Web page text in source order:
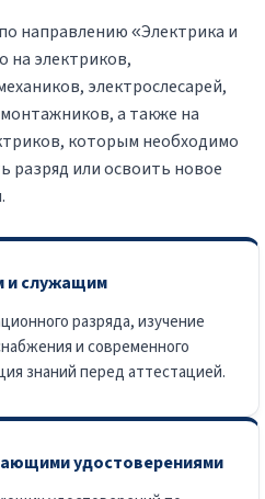
направлению «Электрика и
на электриков,
электрослесарей,
а также на
которым необходимо
разряд или освоить новое
и служащим
разряда, изучение
и современного
знаний перед аттестацией.
удостоверениями